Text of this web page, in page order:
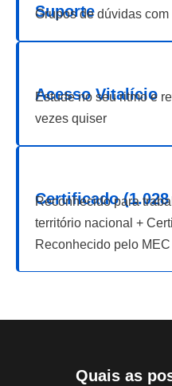
Suporte
Grupos de dúvidas
Acesso Vitalício
Estude no seu ritmo e
vezes quiser
Certificado
Reconhecido para
território nacional +
Reconhecido pelo MEC
Quais as